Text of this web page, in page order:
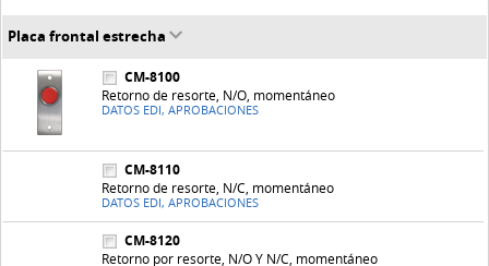
Placa frontal estrecha
CM-8100
Retorno de resorte, N/O, momentáneo
DATOS EDI, APROBACIONES
CM-8110
Retorno de resorte, N/C, momentáneo
DATOS EDI, APROBACIONES
CM-8120
Retorno por resorte, N/O Y N/C, momentáneo